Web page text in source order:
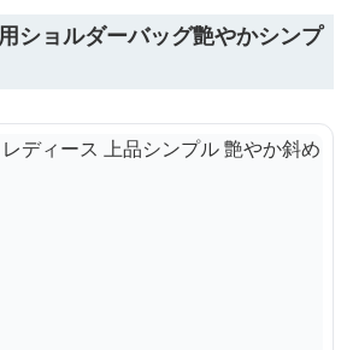
ショルダーバッグ艶やかシンプ